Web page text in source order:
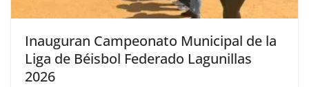
Inauguran Campeonato Municipal de la
Liga de Béisbol Federado Lagunillas
2026